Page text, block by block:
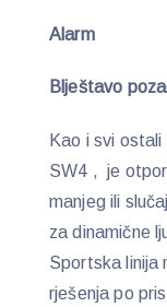
Alarm
Blještavo
Kao i svi
SW4 , je
manjeg ili
za dinamične
Sportska linija
rješenja po